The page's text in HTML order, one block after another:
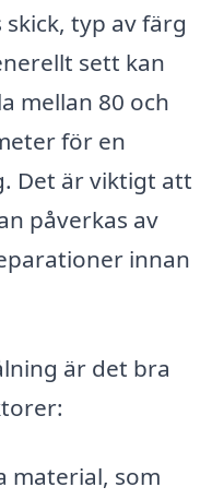
typ av färg
sett kan
mellan 80 och
för en
Det är viktigt att
påverkas av
innan
är det bra
material, som